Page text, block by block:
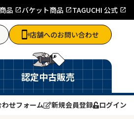
品 バケット商品 TAGUCHI 公式
店舗へのお問い合わせ
認定中古販売
わせフォーム 新規会員登録 ログイン